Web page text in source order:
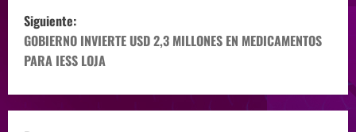
Siguiente:
GOBIERNO INVIERTE USD 2,3 MILLONES EN MEDICAMENTOS
PARA IESS LOJA